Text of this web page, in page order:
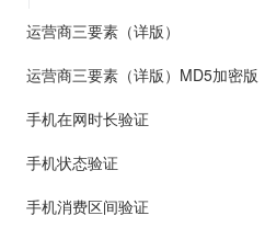
运营商三要素（详版）
运营商三要素（详版）MD5加密版
手机在网时长验证
手机状态验证
手机消费区间验证